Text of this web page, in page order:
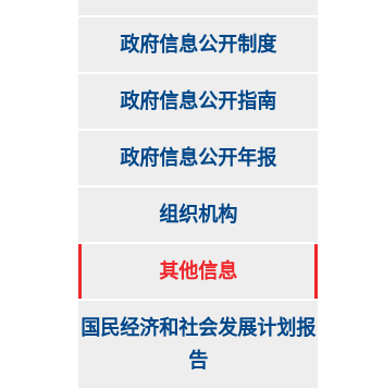
政府信息公开制度
政府信息公开指南
政府信息公开年报
组织机构
其他信息
国民经济和社会发展计划报
告